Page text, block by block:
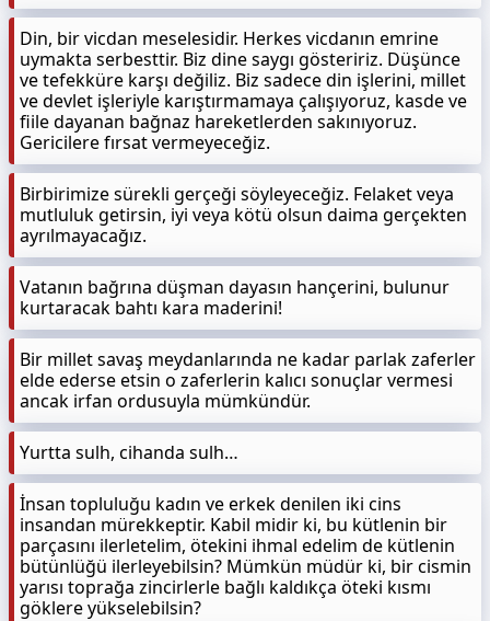
Din, bir vicdan meselesidir. Herkes vicdanın emrine
uymakta serbesttir. Biz dine saygı gösteririz. Düşünce
ve tefekküre karşı değiliz. Biz sadece din işlerini, millet
ve devlet işleriyle karıştırmamaya çalışıyoruz, kasde ve
fiile dayanan bağnaz hareketlerden sakınıyoruz.
Gericilere fırsat vermeyeceğiz.
Birbirimize sürekli gerçeği söyleyeceğiz. Felaket veya
mutluluk getirsin, iyi veya kötü olsun daima gerçekten
ayrılmayacağız.
Vatanın bağrına düşman dayasın hançerini, bulunur
kurtaracak bahtı kara maderini!
Bir millet savaş meydanlarında ne kadar parlak zaferler
elde ederse etsin o zaferlerin kalıcı sonuçlar vermesi
ancak irfan ordusuyla mümkündür.
Yurtta sulh, cihanda sulh…
İnsan topluluğu kadın ve erkek denilen iki cins
insandan mürekkeptir. Kabil midir ki, bu kütlenin bir
parçasını ilerletelim, ötekini ihmal edelim de kütlenin
bütünlüğü ilerleyebilsin? Mümkün müdür ki, bir cismin
yarısı toprağa zincirlerle bağlı kaldıkça öteki kısmı
göklere yükselebilsin?